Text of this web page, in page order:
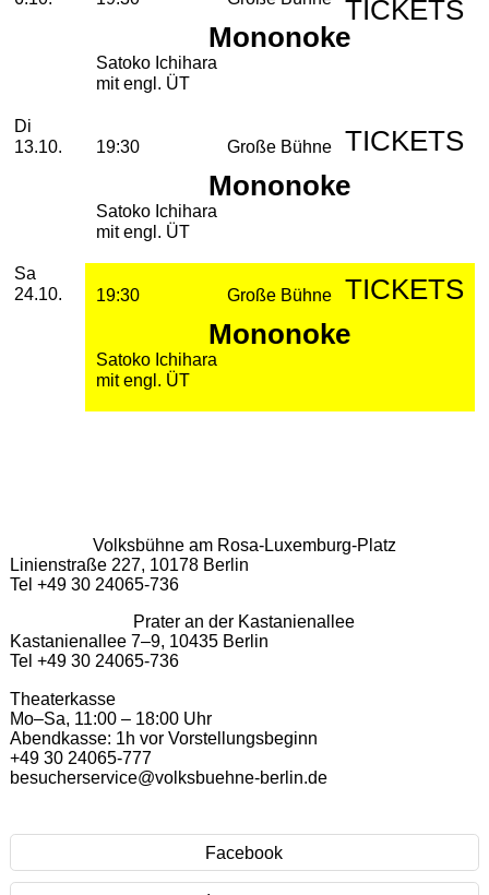
Mononoke
Satoko Ichihara
mit engl. ÜT
TICKETS
Dienstag, 13. Oktober 2026
Di
13.10.
19:30 Große Bühne
Mononoke
Satoko Ichihara
mit engl. ÜT
TICKETS
Samstag, 24. Oktober 2026
Sa
24.10.
19:30 Große Bühne
Mononoke
Satoko Ichihara
mit engl. ÜT
TICKETS
Volksbühne am Rosa-Luxemburg-Platz
Linienstraße 227, 10178 Berlin
Tel +49 30 24065-736
Prater an der Kastanienallee
Kastanienallee 7–9, 10435 Berlin
Tel +49 30 24065-736
Theaterkasse
Mo–Sa, 11:00 – 18:00 Uhr
Abendkasse: 1h vor Vorstellungsbeginn
+49 30 24065-777
besucherservice@volksbuehne-berlin.de
Facebook